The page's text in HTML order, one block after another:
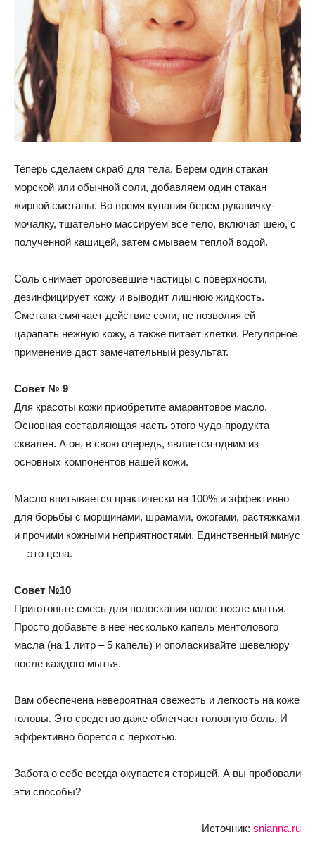
Теперь сделаем скраб для тела. Берем один стакан
морской или обычной соли, добавляем один стакан
жирной сметаны. Во время купания берем рукавичку-
мочалку, тщательно массируем все тело, включая шею, с
полученной кашицей, затем смываем теплой водой.
Соль снимает ороговевшие частицы с поверхности,
дезинфицирует кожу и выводит лишнюю жидкость.
Сметана смягчает действие соли, не позволяя ей
царапать нежную кожу, а также питает клетки. Регулярное
применение даст замечательный результат.
Совет № 9
Для красоты кожи приобретите амарантовое масло.
Основная составляющая часть этого чудо-продукта —
сквален. А он, в свою очередь, является одним из
основных компонентов нашей кожи.
Масло впитывается практически на 100% и эффективно
для борьбы с морщинами, шрамами, ожогами, растяжками
и прочими кожными неприятностями. Единственный минус
— это цена.
Совет №10
Приготовьте смесь для полоскания волос после мытья.
Просто добавьте в нее несколько капель ментолового
масла (на 1 литр – 5 капель) и ополаскивайте шевелюру
после каждого мытья.
Вам обеспечена невероятная свежесть и легкость на коже
головы. Это средство даже облегчает головную боль. И
эффективно борется с перхотью.
Забота о себе всегда окупается сторицей. А вы пробовали
эти способы?
Источник: snianna.ru